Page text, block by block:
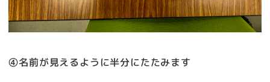
④名前が見えるように半分にたたみます